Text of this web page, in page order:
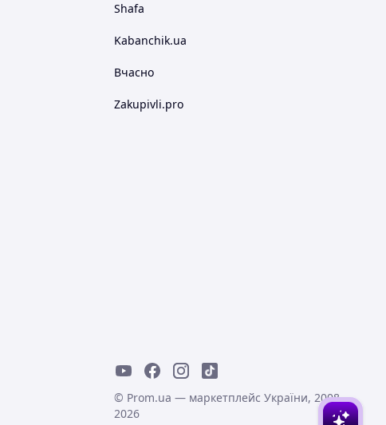
Shafa
Kabanchik.ua
Вчасно
Zakupivli.pro
© Prom.ua — маркетплейс України, 2008-
2026